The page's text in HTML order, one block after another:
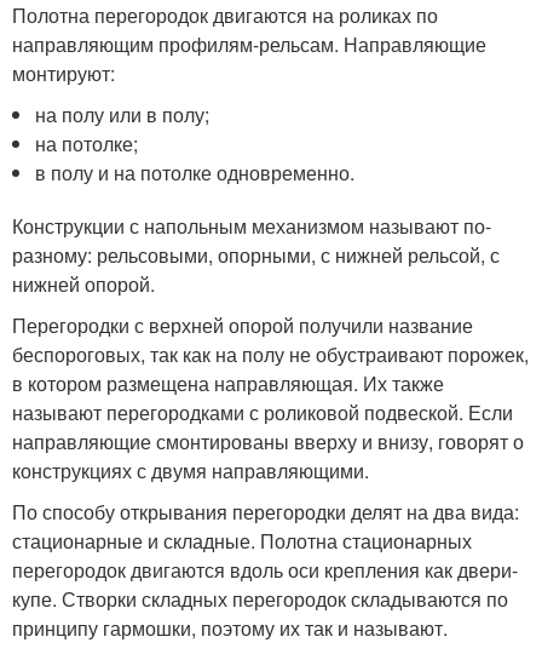
Полотна перегородок двигаются на роликах по
направляющим профилям-рельсам. Направляющие
монтируют:
на полу или в полу;
на потолке;
в полу и на потолке одновременно.
Конструкции с напольным механизмом называют по-
разному: рельсовыми, опорными, с нижней рельсой, с
нижней опорой.
Перегородки с верхней опорой получили название
беспороговых, так как на полу не обустраивают порожек,
в котором размещена направляющая. Их также
называют перегородками с роликовой подвеской. Если
направляющие смонтированы вверху и внизу, говорят о
конструкциях с двумя направляющими.
По способу открывания перегородки делят на два вида:
стационарные и складные. Полотна стационарных
перегородок двигаются вдоль оси крепления как двери-
купе. Створки складных перегородок складываются по
принципу гармошки, поэтому их так и называют.